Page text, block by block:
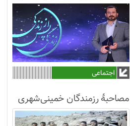
اجتماعی
مصاحبۀ رزمندگان خمینی‌شهری
لشکر8 در سال63+فیلم